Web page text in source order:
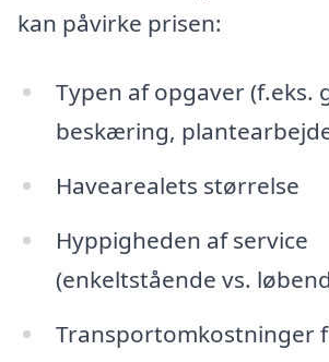
kan påvirke prisen:
Typen af opgaver (f.eks.
beskæring,
Havearealets størrelse
Hyppigheden af service
(enkeltstående vs.
Transportomkostninger